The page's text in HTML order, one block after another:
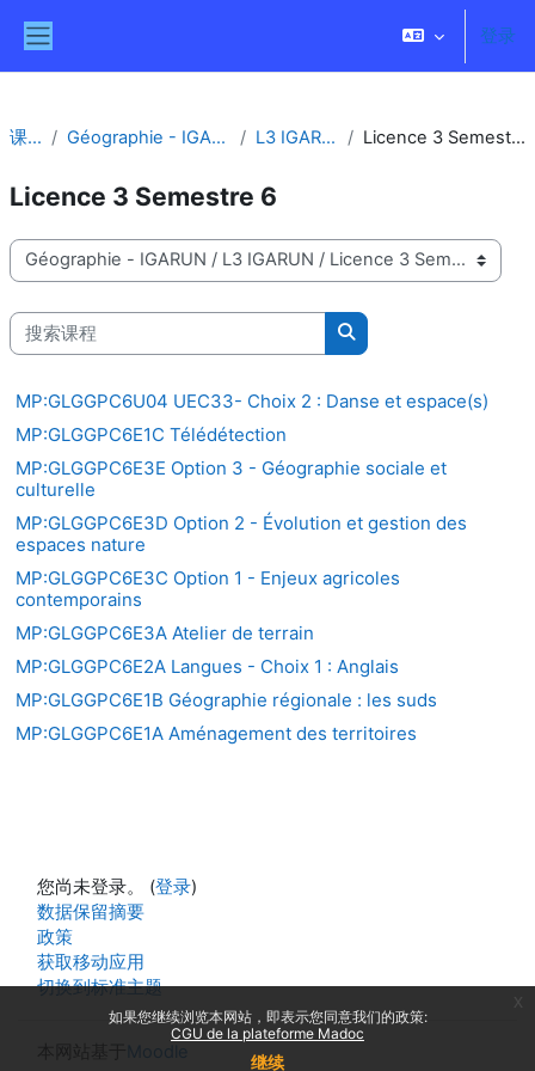
如果您继续浏览本网站，即表示您同意我们的政策:
CGU de la plateforme Madoc
继续
登录
课程 Géographie - IGARUN L3 IGARUN Licence 3 Semestre 6
Licence 3 Semestre 6
课程类别
搜索课程
搜索课程
MP:GLGGPC6U04 UEC33- Choix 2 : Danse et espace(s)
MP:GLGGPC6E1C Télédétection
MP:GLGGPC6E3E Option 3 - Géographie sociale et
culturelle
MP:GLGGPC6E3D Option 2 - Évolution et gestion des
espaces nature
MP:GLGGPC6E3C Option 1 - Enjeux agricoles
contemporains
MP:GLGGPC6E3A Atelier de terrain
MP:GLGGPC6E2A Langues - Choix 1 : Anglais
MP:GLGGPC6E1B Géographie régionale : les suds
MP:GLGGPC6E1A Aménagement des territoires
您尚未登录。 (登录)
‎数据保留摘要‎
政策
获取移动应用
切换到标准主题
Moodle